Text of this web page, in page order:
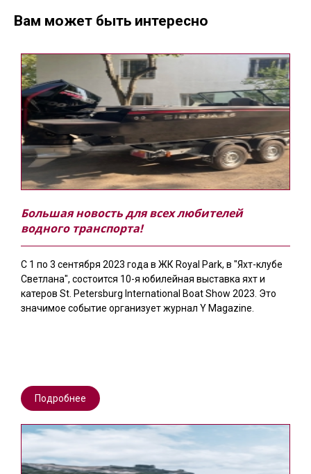
Вам может быть интересно
Большая новость для всех любителей
водного транспорта!
С 1 по 3 сентября 2023 года в ЖК Royal Park, в "Яхт-клубе
Светлана", состоится 10-я юбилейная выставка яхт и
катеров St. Petersburg International Boat Show 2023. Это
значимое событие организует журнал Y Magazine.
Подробнее